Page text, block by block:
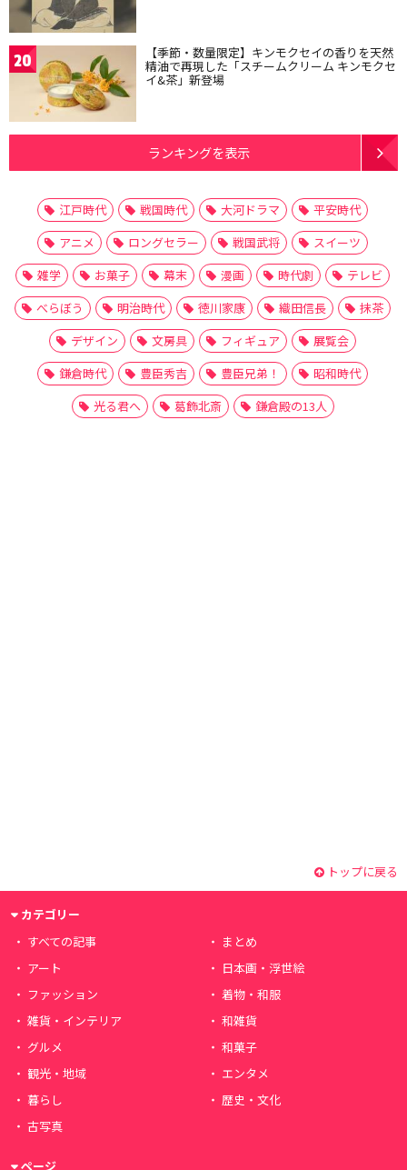
20 【季節・数量限定】キンモクセイの香りを天然
精油で再現した「スチームクリーム キンモクセ
イ&茶」新登場
ランキングを表示
江戸時代 戦国時代 大河ドラマ
平安時代
アニメ
ロングセラー 戦国武将
スイーツ
雑学
お菓子 幕末 漫画 時代劇
テレビ
べらぼう
明治時代 徳川家康 織田信長
抹茶
デザイン
文房具 フィギュア
展覧会
鎌倉時代
豊臣秀吉 豊臣兄弟！
昭和時代
光る君へ
葛飾北斎 鎌倉殿の13人
トップに戻る
カテゴリー
すべての記事
まとめ
アート
日本画・浮世絵
ファッション
着物・和服
雑貨・インテリア
和雑貨
グルメ
和菓子
観光・地域
エンタメ
暮らし
歴史・文化
古写真
ページ